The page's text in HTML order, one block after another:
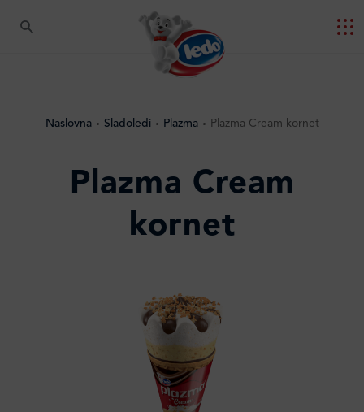
Naslovna Sladoledi Plazma Plazma Cream kornet
Plazma Cream
kornet